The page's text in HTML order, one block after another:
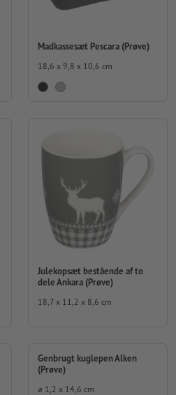
Madkassesæt Pescara (Prøve)
18,6 x 9,8 x 10,6 cm
Julekopsæt bestående af to
dele Ankara (Prøve)
18,7 x 11,2 x 8,6 cm
Genbrugt kuglepen Alken
(Prøve)
⌀ 1,2 x 14,6 cm